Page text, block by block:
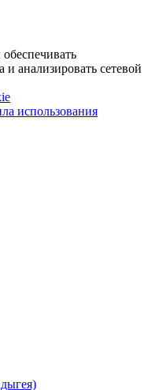
анализировать сетевой
использования